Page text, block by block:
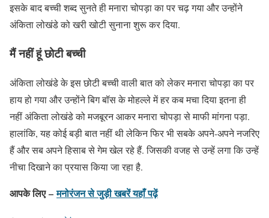
इसके बाद बच्ची शब्द सुनते ही मनारा चोपड़ा का पर चढ़ गया और उन्होंने
अंकिता लोखंडे को खरी खोटी सुनाना शुरू कर दिया.
मैं नहीं हूं छोटी बच्ची
अंकिता लोखंडे के इस छोटी बच्ची वाली बात को लेकर मनारा चोपड़ा का पर
हाय हो गया और उन्होंने बिग बॉस के मोहल्ले में हर कब मचा दिया इतना ही
नहीं अंकिता लोखंडे को मजबूरन आकर मनारा चोपड़ा से माफी मांगना पड़ा.
हालांकि, यह कोई बड़ी बात नहीं थी लेकिन फिर भी सबके अपने-अपने नजरिए
हैं और सब अपने हिसाब से गेम खेल रहे हैं. जिसकी वजह से उन्हें लगा कि उन्हें
नीचा दिखाने का प्रयास किया जा रहा है.
आपके लिए –मनोरंजन से जुड़ी खबरें यहाँ पढ़ें